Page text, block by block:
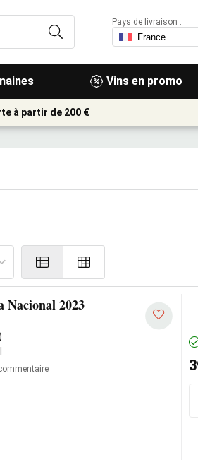
Vins en promo
Pays de livraison :
à partir de 200 €
Nacional 2023